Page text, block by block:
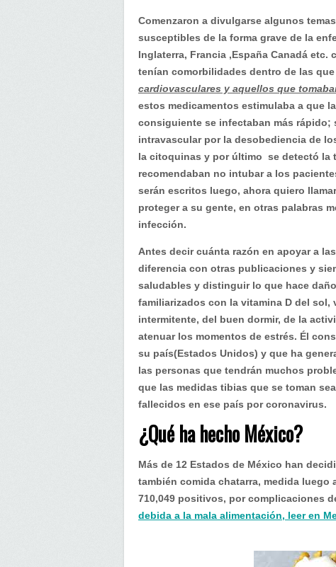
Comenzaron a divulgarse algunos
susceptibles de la forma grave de la
Inglaterra, Francia ,España Canadá
tenían comorbilidades dentro de las
cardiovasculares y aquellos que
estos medicamentos estimulaba a que
consiguiente se infectaban más
intravascular por la desobediencia de
la citoquinas y por último se detectó la
recomendaban no intubar a los
serán escritos luego, ahora quiero
proteger a su gente, en otras palabras
infección.
Antes decir cuánta razón en apoyar a
diferencia con otras publicaciones y
saludables y distinguir lo que hace
familiarizados con la vitamina D del
intermitente, del buen dormir, de la
atenuar los momentos de estrés. Él
su país(Estados Unidos) y que ha
las personas que tendrán muchos
que las medidas tibias que se toman
fallecidos en ese país por coronavirus.
¿Qué ha hecho México?
Más de 12 Estados de México han
también comida chatarra, medida luego
710,049 positivos, por complicaciones
debida a la mala alimentación, leer en